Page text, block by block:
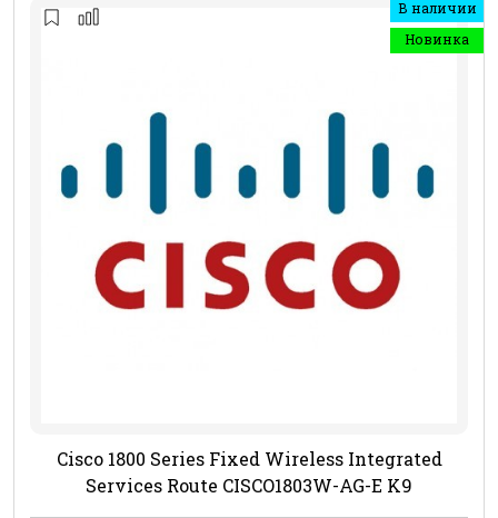
В наличии
Новинка
Cisco 1800 Series Fixed Wireless Integrated
Services Route CISCO1803W-AG-E K9